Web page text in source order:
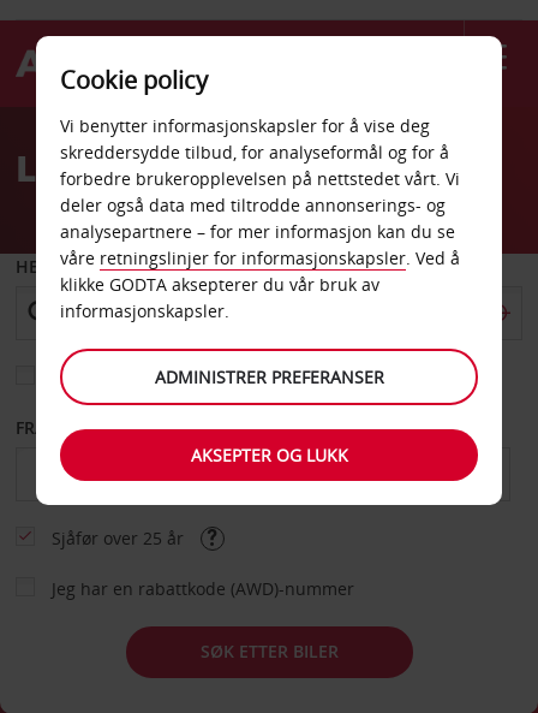
Welcome
AvisLeiebil Hokksund
HENT FRA
Velg et annet leveringssted
FRA DATO TIL DATO
Sjåfør over 25 år
Jeg har en rabattkode (AWD)-nummer
SØK ETTER BILER
Cookie policy
Vi benytter informasjonskapsler for å vise deg
skreddersydde tilbud, for analyseformål og for å
forbedre brukeropplevelsen på nettstedet vårt. Vi
deler også data med tiltrodde annonserings- og
analysepartnere – for mer informasjon kan du se
våre retningslinjer for informasjonskapsler. Ved å
klikke GODTA aksepterer du vår bruk av
informasjonskapsler.
ADMINISTRER PREFERANSER
AKSEPTER OG LUKK